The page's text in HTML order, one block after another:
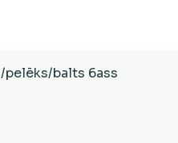
pelēks/balts 6ass